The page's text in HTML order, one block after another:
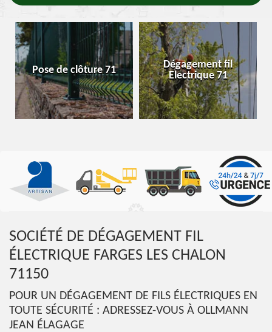
Pose de clôture 71
Dégagement fil
Electrique 71
SOCIÉTÉ DE DÉGAGEMENT FIL
ÉLECTRIQUE FARGES LES CHALON
71150
POUR UN DÉGAGEMENT DE FILS ÉLECTRIQUES EN
TOUTE SÉCURITÉ : ADRESSEZ-VOUS À OLLMANN
JEAN ÉLAGAGE